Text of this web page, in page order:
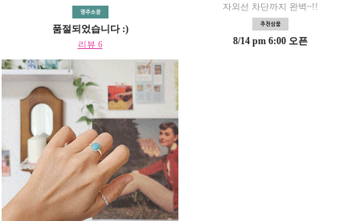
품절되었습니다 :)
리뷰 6
자외선 차단까지 완벽~!!
8/14 pm 6:00 오픈